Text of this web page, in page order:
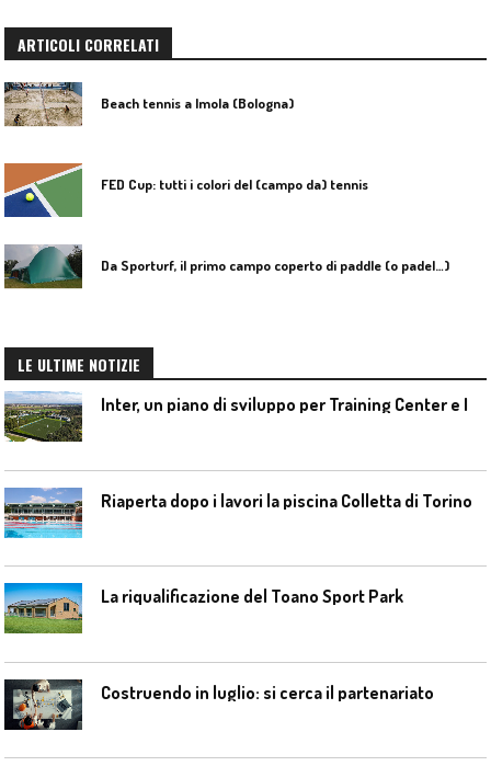
ARTICOLI CORRELATI
Beach tennis a Imola (Bologna)
FED Cup: tutti i colori del (campo da) tennis
Da Sporturf, il primo campo coperto di paddle (o padel…)
LE ULTIME NOTIZIE
Riaperta dopo i lavori la piscina Colletta di Torino
La riqualificazione del Toano Sport Park
Costruendo in luglio: si cerca il partenariato